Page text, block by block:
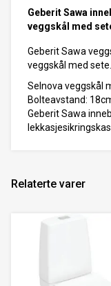
Geberit Sawa
veggskål med
Geberit Sawa
veggskål med sete.
Selnova veggskål
Bolteavstand:
Geberit Sawa
Relaterte varer